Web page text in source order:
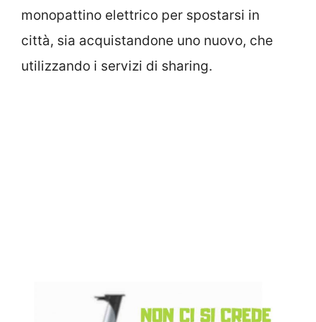
monopattino elettrico per spostarsi in
città, sia acquistandone uno nuovo, che
utilizzando i servizi di sharing.